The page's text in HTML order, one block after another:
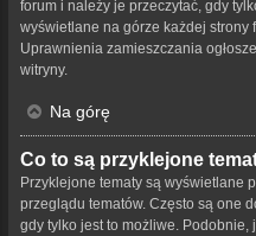
forum i należy je przeczytać, gdy
wyświetlane na górze każdej strony
Uprawnienia zamieszczania
witryny.
Na górę
Co to są przyklejone
Przyklejone tematy są wyświetlane
przeglądu tematów. Często są one
gdy tylko jest to możliwe.